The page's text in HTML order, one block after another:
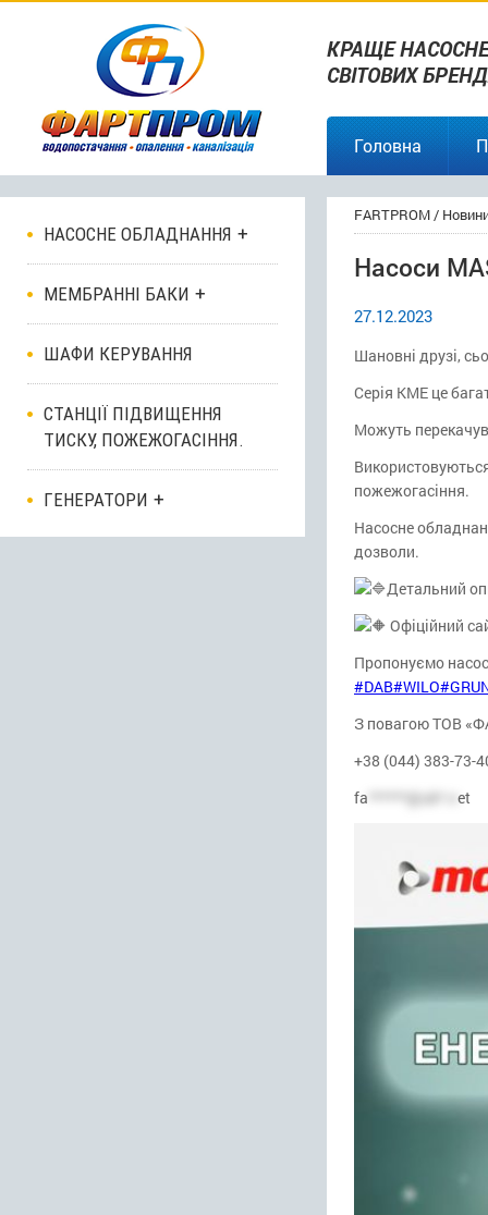
КРАЩЕ
СВІТОВИХ
Головна
НАСОСНЕ ОБЛАДНАННЯ
МЕМБРАННІ БАКИ
ШАФИ КЕРУВАННЯ
СТАНЦІЇ ПІДВИЩЕННЯ
ТИСКУ, ПОЖЕЖОГАСІННЯ.
ГЕНЕРАТОРИ
FARTPROM/
Насоси
27.12.2023
Шановні друзі,
Серія KME це
Можуть
пожежогасіння.
Насосне
дозволи.
Детальний
Офіційний
Пропонуємо
#DAB#WILO
З повагою ТОВ
+38 (044) 383-73-
fa ******@uk*.n et